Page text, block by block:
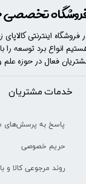
خدمات مشتریان
پاسخ به پرسش‌های
حریم خصوصی
روند مرجوعی کالا و
تخصصی
فروشگاه اینترنتی
انواع برد توسعه را
فعال در حوزه